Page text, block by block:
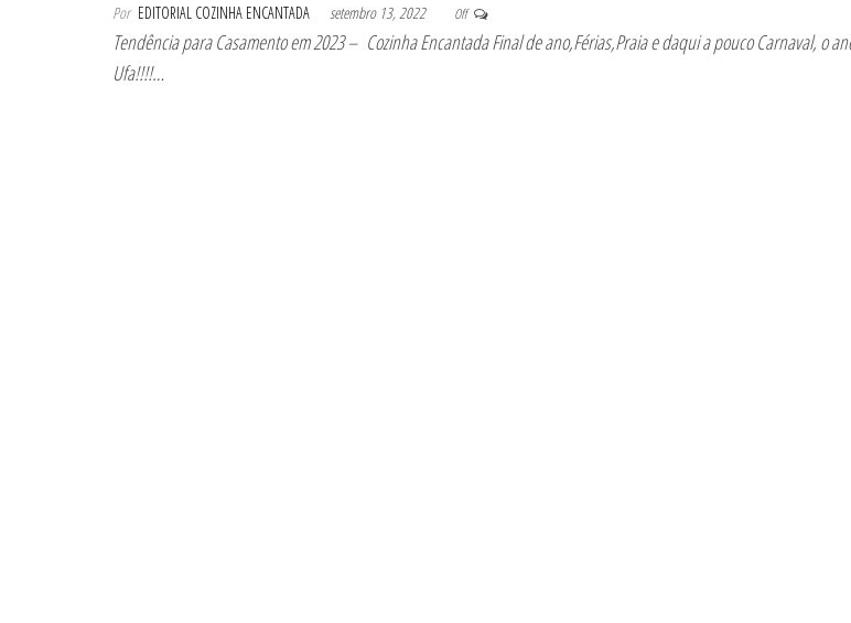
e Aniversário
em Maceió –
Por EDITORIAL COZINHA ENCANTADA setembro 13, 2022 Off
Tendência para Casamento em 2023 – Cozinha Encantada Final de ano,Férias,Praia e daqui a pouco Carnaval, o
Ufa!!!!…